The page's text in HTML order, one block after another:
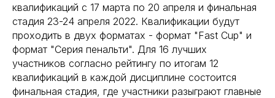
квалификаций c 17 марта по 20 апреля и финальная
стадия 23-24 апреля 2022. Квалификации будут
проходить в двух форматах - формат "Fast Cup" и
формат "Серия пенальти". Для 16 лучших
участников согласно рейтингу по итогам 12
квалификаций в каждой дисциплине состоится
финальная стадия, где участники разыграют главные